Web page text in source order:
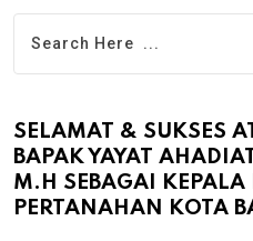
SELAMAT & SUKSES
BAPAK YAYAT
M.H SEBAGAI KEPALA
PERTANAHAN KOTA